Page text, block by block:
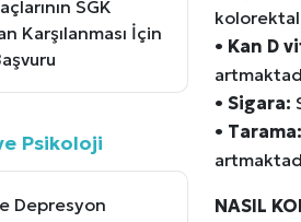
SGK
Karşılanması İçin
Psikoloji
Depresyon
kolorektal
• Kan D
• Sigara:
• Tarama:
NASIL